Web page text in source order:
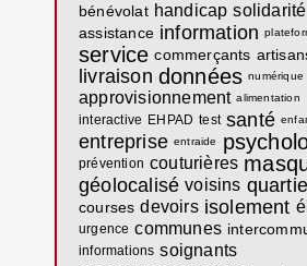
bénévolat handicap solidarité
assistance information
service commerçants
livraison données numérique
approvisionnement alimentation
interactive EHPAD test santé
entreprise entraide
prévention couturières
géolocalisé voisins
courses devoirs isolement
urgence communes
informations soignants